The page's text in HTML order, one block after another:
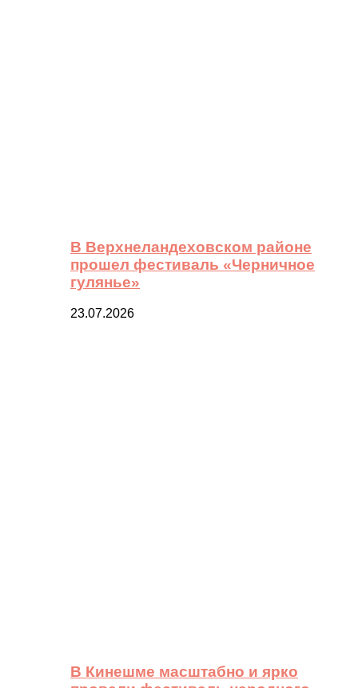
В Верхнеландеховском районе
прошел фестиваль «Черничное
гулянье»
23.07.2026
В Кинешме масштабно и ярко